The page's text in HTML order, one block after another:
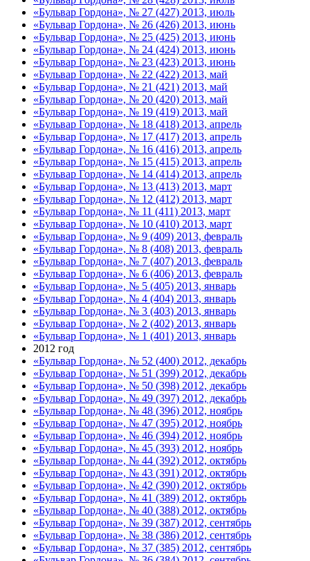
«Бульвар Гордона», № 27 (427) 2013, июль
«Бульвар Гордона», № 26 (426) 2013, июнь
«Бульвар Гордона», № 25 (425) 2013, июнь
«Бульвар Гордона», № 24 (424) 2013, июнь
«Бульвар Гордона», № 23 (423) 2013, июнь
«Бульвар Гордона», № 22 (422) 2013, май
«Бульвар Гордона», № 21 (421) 2013, май
«Бульвар Гордона», № 20 (420) 2013, май
«Бульвар Гордона», № 19 (419) 2013, май
«Бульвар Гордона», № 18 (418) 2013, апрель
«Бульвар Гордона», № 17 (417) 2013, апрель
«Бульвар Гордона», № 16 (416) 2013, апрель
«Бульвар Гордона», № 15 (415) 2013, апрель
«Бульвар Гордона», № 14 (414) 2013, апрель
«Бульвар Гордона», № 13 (413) 2013, март
«Бульвар Гордона», № 12 (412) 2013, март
«Бульвар Гордона», № 11 (411) 2013, март
«Бульвар Гордона», № 10 (410) 2013, март
«Бульвар Гордона», № 9 (409) 2013, февраль
«Бульвар Гордона», № 8 (408) 2013, февраль
«Бульвар Гордона», № 7 (407) 2013, февраль
«Бульвар Гордона», № 6 (406) 2013, февраль
«Бульвар Гордона», № 5 (405) 2013, январь
«Бульвар Гордона», № 4 (404) 2013, январь
«Бульвар Гордона», № 3 (403) 2013, январь
«Бульвар Гордона», № 2 (402) 2013, январь
«Бульвар Гордона», № 1 (401) 2013, январь
2012 год
«Бульвар Гордона», № 52 (400) 2012, декабрь
«Бульвар Гордона», № 51 (399) 2012, декабрь
«Бульвар Гордона», № 50 (398) 2012, декабрь
«Бульвар Гордона», № 49 (397) 2012, декабрь
«Бульвар Гордона», № 48 (396) 2012, ноябрь
«Бульвар Гордона», № 47 (395) 2012, ноябрь
«Бульвар Гордона», № 46 (394) 2012, ноябрь
«Бульвар Гордона», № 45 (393) 2012, ноябрь
«Бульвар Гордона», № 44 (392) 2012, октябрь
«Бульвар Гордона», № 43 (391) 2012, октябрь
«Бульвар Гордона», № 42 (390) 2012, октябрь
«Бульвар Гордона», № 41 (389) 2012, октябрь
«Бульвар Гордона», № 40 (388) 2012, октябрь
«Бульвар Гордона», № 39 (387) 2012, сентябрь
«Бульвар Гордона», № 38 (386) 2012, сентябрь
«Бульвар Гордона», № 37 (385) 2012, сентябрь